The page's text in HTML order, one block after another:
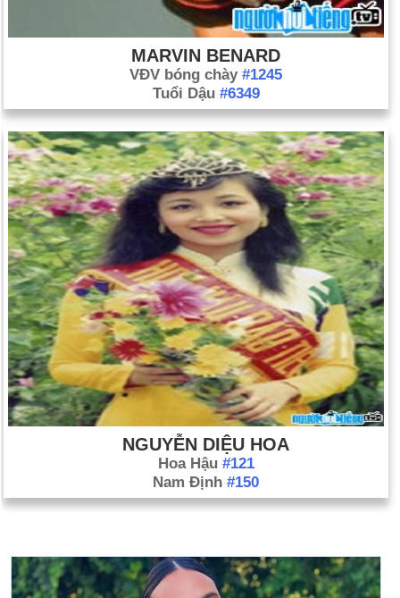
MARVIN BENARD
VĐV bóng chày #1245
Tuổi Dậu #6349
NGUYỄN DIỆU HOA
Hoa Hậu #121
Nam Định #150